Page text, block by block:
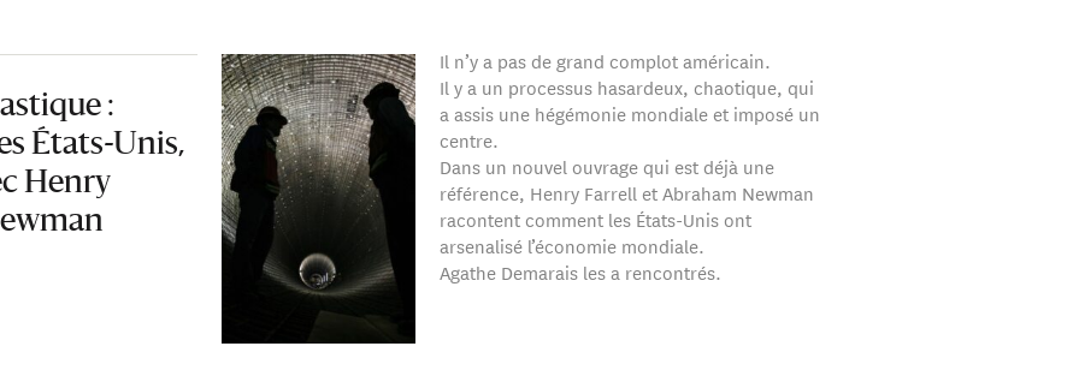
:
États-Unis,
Henry
Il n’y a pas de grand complot américain.
Il y a un processus hasardeux, chaotique, qui
a assis une hégémonie mondiale et imposé un
centre.
Dans un nouvel ouvrage qui est déjà une
référence, Henry Farrell et Abraham Newman
racontent comment les États-Unis ont
arsenalisé l’économie mondiale.
Agathe Demarais les a rencontrés.